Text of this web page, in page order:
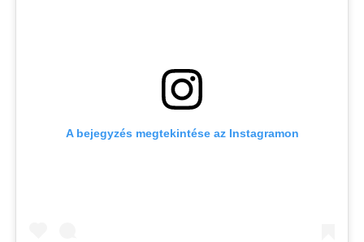
A bejegyzés megtekintése az Instagramon